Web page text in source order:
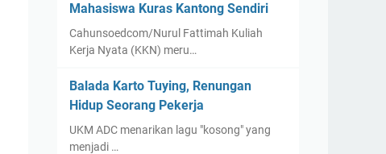
Mahasiswa Kuras Kantong Sendiri
Cahunsoedcom/Nurul Fattimah Kuliah
Kerja Nyata (KKN) meru…
Balada Karto Tuying, Renungan
Hidup Seorang Pekerja
UKM ADC menarikan lagu "kosong" yang
menjadi …